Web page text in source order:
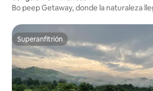
Bo peep Getaway, donde la naturaleza
Superanfitrión
Superanfitrión